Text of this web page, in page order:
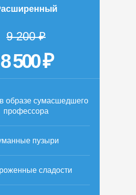
9 200 ₽
8 500 ₽
образе сумасшедшего
профессора
пузыри
сладости